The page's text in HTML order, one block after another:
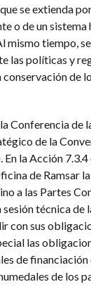
se extienda
o de un
mismo tiempo,
las políticas y
de
la Conferencia
de la
En la Acción
de Ramsar
a las Partes
sesión técnica de
con sus
las
de
de los